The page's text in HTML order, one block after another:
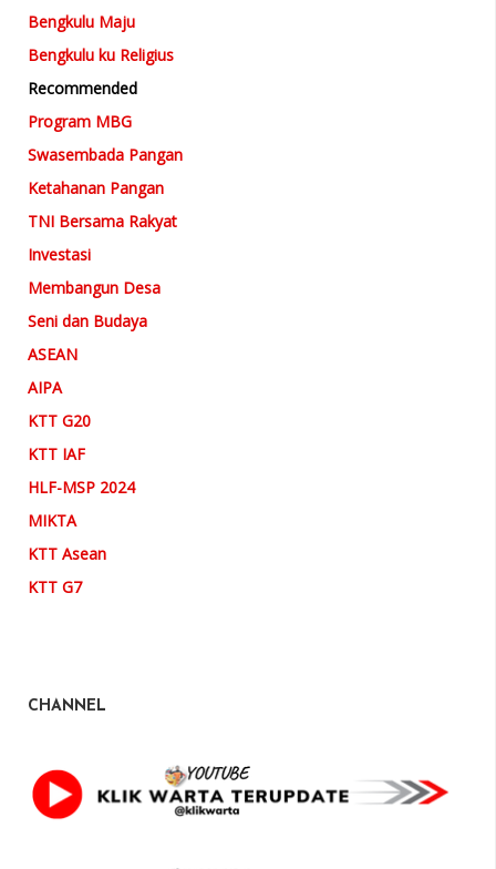
Bengkulu Maju
Bengkulu ku Religius
Recommended
Program MBG
Swasembada Pangan
Ketahanan Pangan
TNI Bersama Rakyat
Investasi
Membangun Desa
Seni dan Budaya
ASEAN
AIPA
KTT G20
KTT IAF
HLF-MSP 2024
MIKTA
KTT Asean
KTT G7
CHANNEL